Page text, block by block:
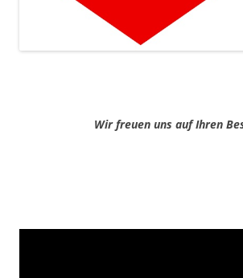
Wir freuen uns auf Ihren